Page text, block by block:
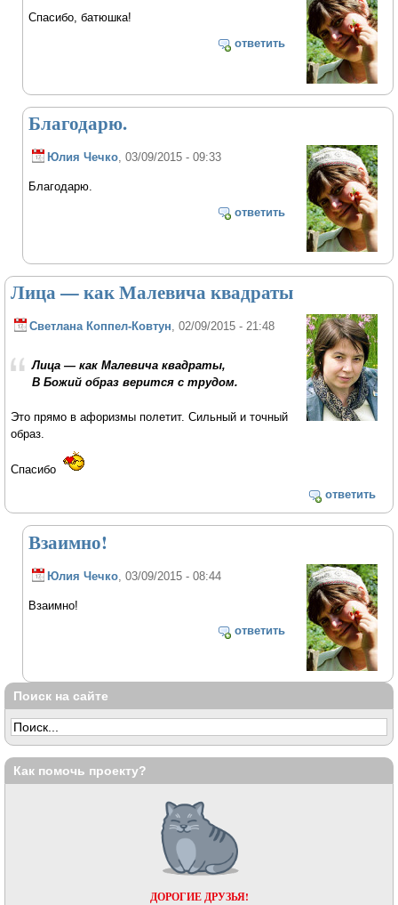
Спасибо, батюшка!
ответить
Благодарю.
Юлия Чечко, 03/09/2015 - 09:33
Благодарю.
ответить
Лица — как Малевича квадраты
Светлана Коппел-Ковтун , 02/09/2015 - 21:48
Лица — как Малевича квадраты,
В Божий образ верится с трудом.
Это прямо в афоризмы полетит. Сильный и точный
образ.
Спасибо
ответить
Взаимно!
Юлия Чечко , 03/09/2015 - 08:44
Взаимно!
ответить
Поиск на сайте
Как помочь проекту?
ДОРОГИЕ ДРУЗЬЯ!